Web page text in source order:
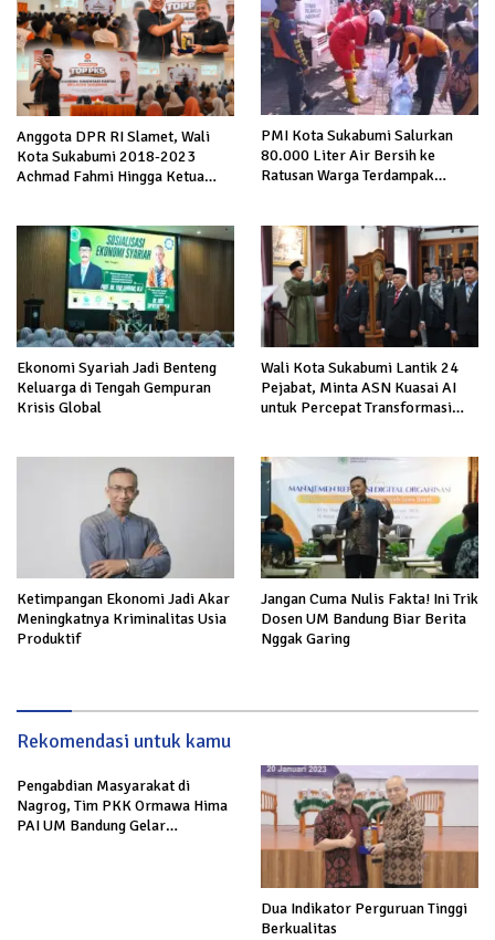
Anggota DPR RI Slamet, Wali
Kota Sukabumi 2018-2023
Achmad Fahmi Hingga Ketua
Sukabumi
PMI Kota Sukabumi Salurkan
80.000 Liter Air Bersih ke
Ratusan Warga Terdampak
Ekonomi Syariah Jadi Benteng
Keluarga di Tengah Gempuran
Krisis Global
Wali Kota Sukabumi Lantik 24
Pejabat, Minta ASN Kuasai AI
untuk Percepat Transformasi
Ketimpangan Ekonomi Jadi Akar
Meningkatnya Kriminalitas Usia
Produktif
Jangan Cuma Nulis Fakta! Ini Trik
Dosen UM Bandung Biar Berita
Nggak Garing
Rekomendasi untuk kamu
Pengabdian Masyarakat di
Nagrog, Tim PKK Ormawa Hima
PAI UM Bandung Gelar
Dua Indikator Perguruan Tinggi
Berkualitas